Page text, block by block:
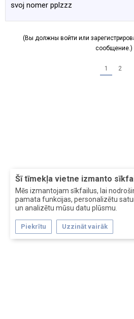
Šī tīmekļa vietne izmanto
Mēs izmantojam sīkfailus, lai
pamata funkcijas, personalizētu
un analizētu mūsu datu plūsmu.
Piekrītu Uzzināt vairāk
svoj nomer pplzzz
(Вы должны войти или
сообщение.)
1 2